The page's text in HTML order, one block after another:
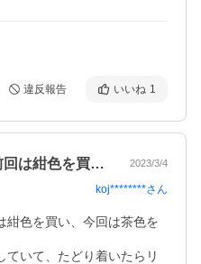
違反報告 いいね 1
リピート買い、色違い。前回は紺色を買い… 2023/3/4
koj********さん
紺色を買い、今回は茶色を
ていて、たどり着いたらリ